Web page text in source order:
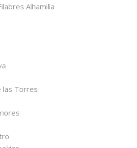
Alhamilla
las Torres